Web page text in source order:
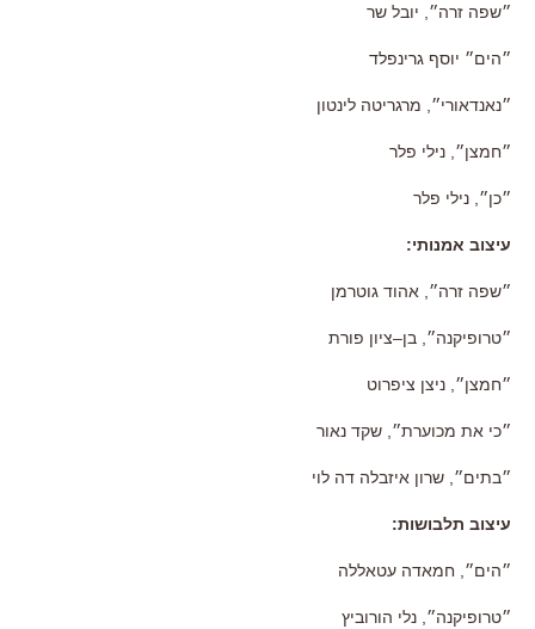
״שפה זרה״ יובל שר
״הים״ יוסף גרינפלד
״נאנדאורי״ מרגריטה לינטון
״חמצן״ נילי פלר
״כן״ נילי פלר
עיצוב אמנותי:
״שפה זרה״ אהוד גוטרמן
״טרופיקנה״ בן–ציון פורת
״חמצן״ ניצן ציפרוט
״כי את מכוערת״ שקד נאור
״בתים״ שרון איזבלה דה לוי
עיצוב תלבושות:
״הים״ חמאדה עטאללה
״טרופיקנה״ נלי הורוביץ